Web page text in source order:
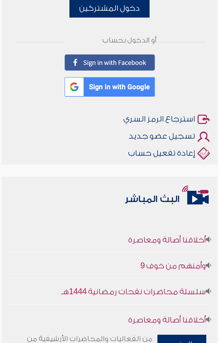
دخول المشتركين
أو الدخول بحساب
استرجاع الرمز السري
تسجيل عضو جديد
إعادة تفعيل حساب
البث المباشر
أخلاقنا أصالة ومعاصرة
وأمنهم من خوف 9
سلسلة محاضرات نفحات رمضانية 1444هـ
أخلاقنا أصالة ومعاصرة
وأمنهم من خوف 9من الفعاليات والمحاضرات الأرشيفية من